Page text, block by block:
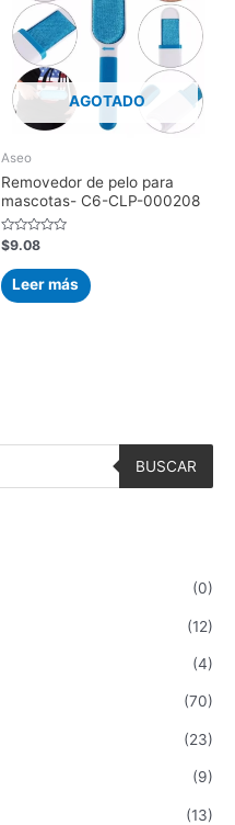
BUSCAR
(0)
(12)
(4)
(70)
(23)
(9)
(13)
AGOTADO
Aseo
Removedor de pelo para
mascotas- C6-CLP-000208
Valorado
con
de
5
$9.08
Leer más